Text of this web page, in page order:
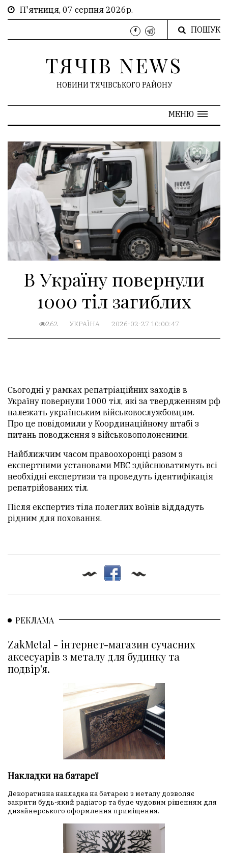
П'ятниця, 07 серпня 2026р.
ПОШУК
ТЯЧІВ NEWS
НОВИНИ ТЯЧІВСЬКОГО РАЙОНУ
МЕНЮ
В Україну повернули
1000 тіл загиблих
262 УКРАЇНА 2026-02-27 10:00:47
Сьогодні у рамках репатріаційних заходів в
Україну повернули 1000 тіл, які за твердженням рф
належать українським військовослужбовцям.
Про це повідомили у Координаційному штабі з
питань поводження з військовополоненими.
Найближчим часом правоохоронці разом з
експертними установами МВС здійснюватимуть всі
необхідні експертизи та проведуть ідентифікація
репатрійованих тіл.
Після експертиз тіла полеглих воїнів віддадуть
рідним для поховання.
РЕКЛАМА
ZakMetal - інтернет-магазин сучасних
аксесуарів з металу для будинку та
подвір'я.
Накладки на батареї
Декоративна накладка на батарею з металу дозволяє
закрити будь-який радіатор та буде чудовим рішенням для
дизайнерського оформлення приміщення.